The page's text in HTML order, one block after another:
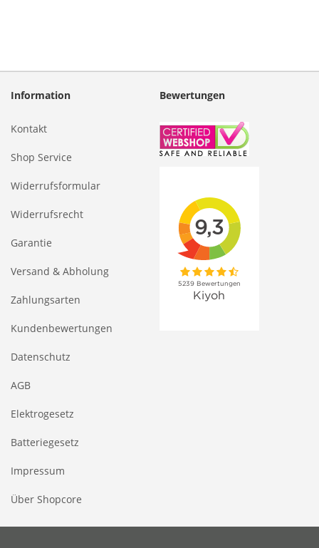
Information
Kontakt
Shop Service
Widerrufsformular
Widerrufsrecht
Garantie
Versand & Abholung
Zahlungsarten
Kundenbewertungen
Datenschutz
AGB
Elektrogesetz
Batteriegesetz
Impressum
Über Shopcore
Bewertungen